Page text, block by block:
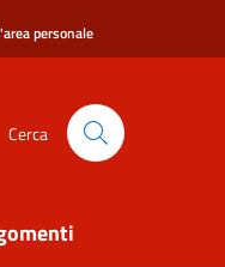
personale
Cerca